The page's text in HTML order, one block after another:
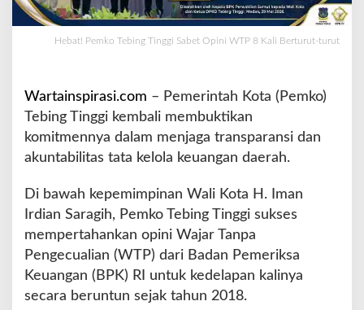
i
n
g
S
b
e
t
p
n
i
W
T
8
Hebat! Pemko Tebing Tinggi Sabet Opini WTP 8 Kali Berturut-turut
Wartainspirasi.com – Pemerintah Kota (Pemko)
Tebing Tinggi kembali membuktikan
komitmennya dalam menjaga transparansi dan
akuntabilitas tata kelola keuangan daerah.
Di bawah kepemimpinan Wali Kota H. Iman
Irdian Saragih, Pemko Tebing Tinggi sukses
mempertahankan opini Wajar Tanpa
Pengecualian (WTP) dari Badan Pemeriksa
Keuangan (BPK) RI untuk kedelapan kalinya
secara beruntun sejak tahun 2018.